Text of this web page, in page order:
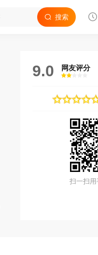
搜索
9.0 网友评分
很差
较差还行推荐力荐
扫一扫